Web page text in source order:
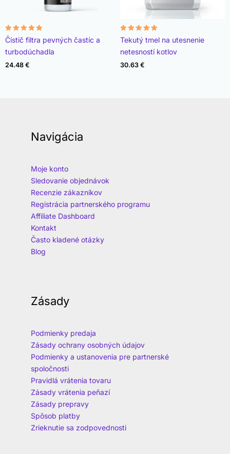
Hodnotenie
4.96
z 5
Čistič filtra pevných častíc a
turbodúchadla
24.48 €
Hodnotenie
4.89
z 5
Tekutý tmel na utesnenie
netesností kotlov
30.63 €
Navigácia
Moje konto
Sledovanie objednávok
Recenzie zákazníkov
Registrácia partnerského programu
Affiliate Dashboard
Kontakt
Často kladené otázky
Blog
Zásady
Podmienky predaja
Zásady ochrany osobných údajov
Podmienky a ustanovenia pre partnerské
spoločnosti
Pravidlá vrátenia tovaru
Zásady vrátenia peňazí
Zásady prepravy
Spôsob platby
Zrieknutie sa zodpovednosti